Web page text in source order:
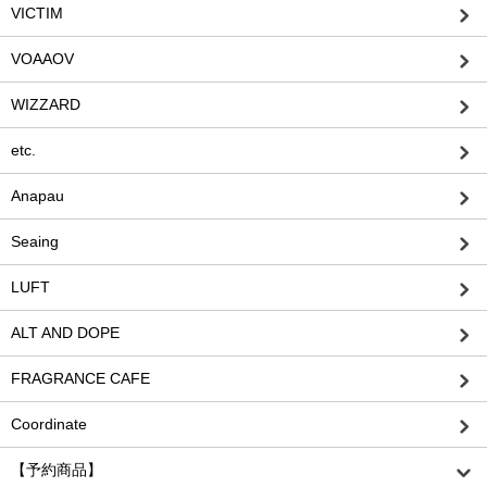
VICTIM
VOAAOV
WIZZARD
etc.
Anapau
Seaing
LUFT
ALT AND DOPE
FRAGRANCE CAFE
Coordinate
【予約商品】